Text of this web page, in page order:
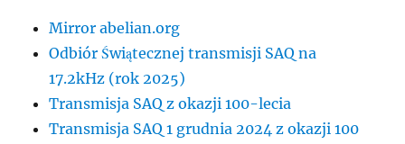
Mirror abelian.org
Odbiór Świątecznej transmisji SAQ na
17.2kHz (rok 2025)
Transmisja SAQ z okazji 100-lecia
Transmisja SAQ 1 grudnia 2024 z okazji 100